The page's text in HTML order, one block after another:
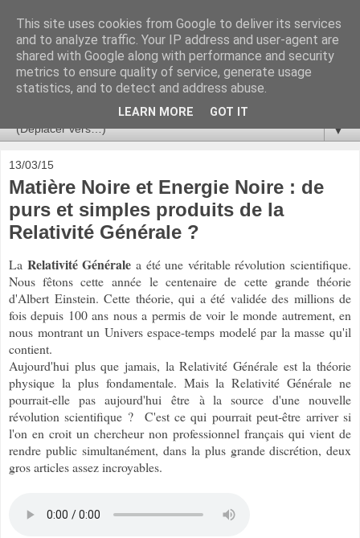
Ça se passe là haut
Astronomie, Astrophysique, Astroparticules, Cosmologie.
L'infini se contemple, indéfiniment. ISSN 2272-5768
▼
13/03/15
Matière Noire et Energie Noire : de
purs et simples produits de la
Relativité Générale ?
La Relativité Générale a été une véritable révolution scientifique.
Nous fêtons cette année le centenaire de cette grande théorie
d'Albert Einstein. Cette théorie, qui a été validée des millions de
fois depuis 100 ans nous a permis de voir le monde autrement, en
nous montrant un Univers espace-temps modelé par la masse qu'il
contient.
Aujourd'hui plus que jamais, la Relativité Générale est la théorie
physique la plus fondamentale. Mais la Relativité Générale ne
pourrait-elle pas aujourd'hui être à la source d'une nouvelle
révolution scientifique ? C'est ce qui pourrait peut-être arriver si
l'on en croit un chercheur non professionnel français qui vient de
rendre public simultanément, dans la plus grande discrétion, deux
gros articles assez incroyables.
This site uses cookies from Google to deliver its services
and to analyze traffic. Your IP address and user-agent are
shared with Google along with performance and security
metrics to ensure quality of service, generate usage
statistics, and to detect and address abuse.
LEARN MORE GOT IT